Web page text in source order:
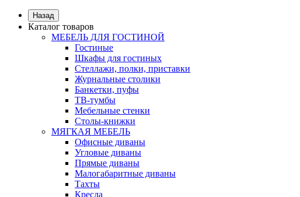
Назад
Каталог товаров
МЕБЕЛЬ ДЛЯ ГОСТИНОЙ
Гостиные
Шкафы для гостиных
Стеллажи, полки, приставки
Журнальные столики
Банкетки, пуфы
ТВ-тумбы
Мебельные стенки
Столы-книжки
МЯГКАЯ МЕБЕЛЬ
Офисные диваны
Угловые диваны
Прямые диваны
Малогабаритные диваны
Тахты
Кресла